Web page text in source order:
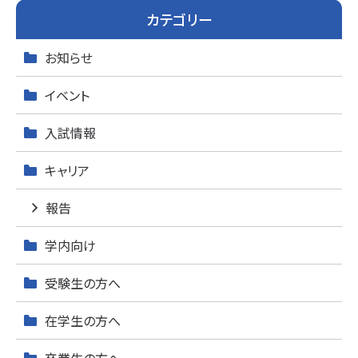
ー
シ
ョ
ン
カテゴリー
お知らせ
イベント
入試情報
キャリア
報告
学内向け
受験生の方へ
在学生の方へ